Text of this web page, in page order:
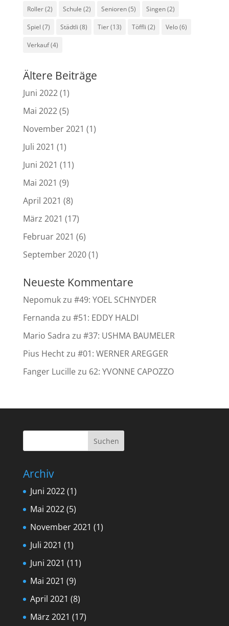
Roller(2) Schule (2) Senioren(5) Singen(2)
Spiel (7) Städtli (8) Tier(13) Töffli (2) Velo(6)
Verkauf(4)
Ältere Beiträge
Juni 2022(1)
Mai 2022(5)
November 2021 (1)
Juli 2021 (1)
Juni 2021 (11)
Mai 2021 (9)
April 2021 (8)
März 2021 (17)
Februar 2021 (6)
September 2020(1)
Neueste Kommentare
Nepomukzu #49: YOEL SCHNYDER
Fernanda zu #51: EDDY HALDI
Mario Sadra zu #37: USHMA BAUMELER
Pius Hechtzu #01: WERNER AREGGER
Fanger Lucillezu 62: YVONNE CAPOZZO
Archiv
Juni 2022(1)
Mai 2022(5)
November 2021 (1)
Juli 2021 (1)
Juni 2021 (11)
Mai 2021 (9)
April 2021 (8)
März 2021 (17)